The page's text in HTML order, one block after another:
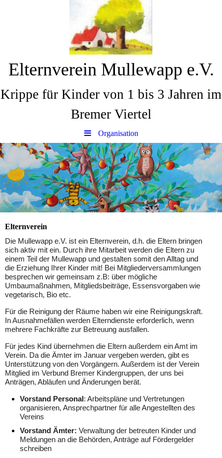
Elternverein Mullewapp e.V.
Krippe für Kinder von 1 bis 3 Jahren im
Bremer Viertel
Organisation
Elternverein
Die Mullewapp e.V. ist ein Elternverein, d.h. die Eltern bringen
sich aktiv mit ein. Durch ihre Mitarbeit werden die Eltern zu
einem Teil der Mullewapp und gestalten somit den Alltag und
die Erziehung Ihrer Kinder mit! Bei Mitgliederversammlungen
besprechen wir gemeinsam z.B: über mögliche
Umbaumaßnahmen, Mitgliedsbeiträge, Essensvorgaben wie
vegetarisch, Bio etc.
Für die Reinigung der Räume haben wir eine Reinigungskraft.
In Ausnahmefällen werden Elterndienste erforderlich, wenn
mehrere Fachkräfte zur Betreuung ausfallen.
Für jedes Kind übernehmen die Eltern außerdem ein Amt im
Verein. Da die Ämter im Januar vergeben werden, gibt es
Unterstützung von den Vorgängern. Außerdem ist der Verein
Mitglied im Verbund Bremer Kindergruppen, der uns bei
Anträgen, Abläufen und Änderungen berät.
Vorstand Personal : Arbeitspläne und Vertretungen
organisieren, Ansprechpartner für alle Angestellten des
Vereins
Vorstand Ämter: Verwaltung der betreuten Kinder und
Meldungen an die Behörden, Anträge auf Fördergelder
schreiben